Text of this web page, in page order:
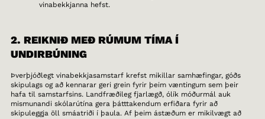
vinabekkjanna hefst.
2. REIKNIÐ MEÐ RÚMUM TÍMA Í
UNDIRBÚNING
Þverþjóðlegt vinabekkjasamstarf krefst mikillar samhæfingar, góðs
skipulags og að kennarar geri grein fyrir þeim væntingum sem þeir
hafa til samstarfsins. Landfræðileg fjarlægð, ólík móðurmál auk
mismunandi skólarútína gera þátttakendum erfiðara fyrir að
skipuleggja öll smáatriði í þaula. Af þeim ástæðum er mikilvægt að